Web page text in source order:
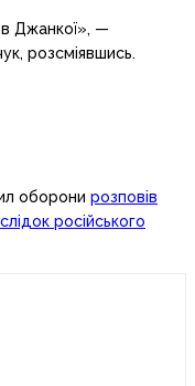
Джанкої», —
розсміявшись.
оборони розповів
російського